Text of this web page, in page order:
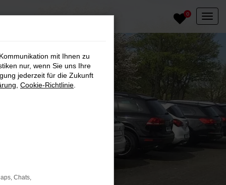
0
mit Ihnen zu
nur, wenn Sie uns Ihre
jederzeit für die Zukunft
Cookie-Richtlinie
Chats,